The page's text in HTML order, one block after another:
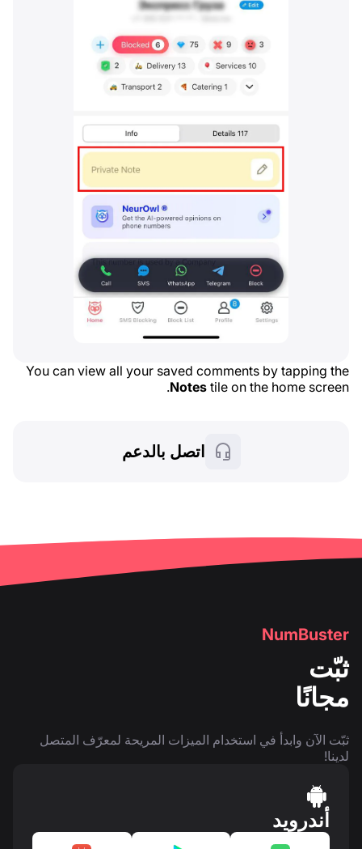
You can view all your saved comments by tapping the
Notes tile on the home screen.
اتصل بالدعم
NumBuster
ثبّت
مجانًا
ثبّت الآن وابدأ في استخدام الميزات المريحة لمعرّف المتصل
لدينا!
أندرويد